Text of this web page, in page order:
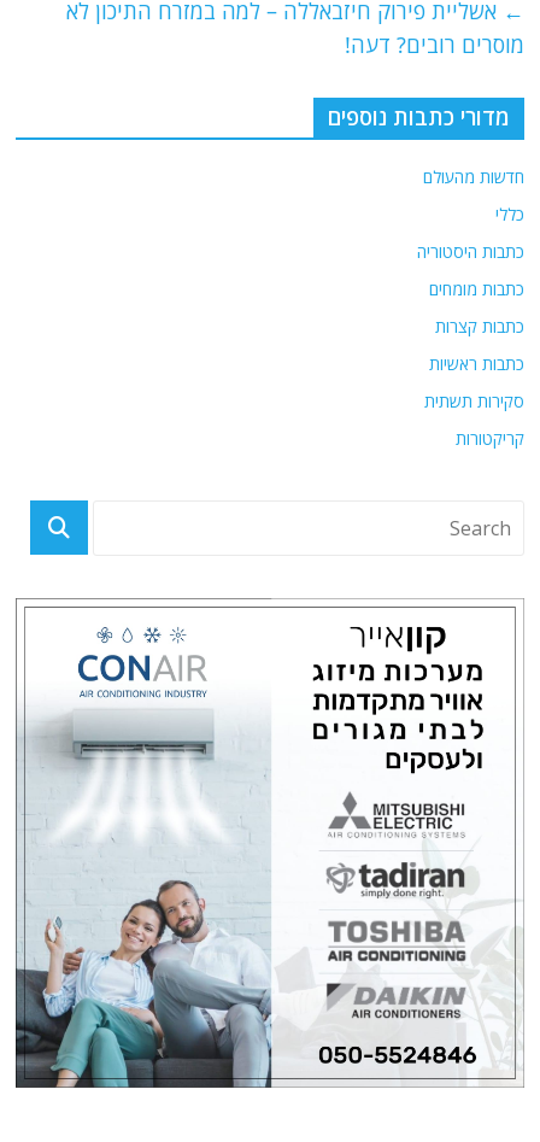
s
A
p
p
g
ra
m
l
er
e
o
← אשליית פירוק חיזבאללה – למה במזרח התיכון לא
מוסרים רובים? דעה!
מדורי כתבות נוספים
חדשות מהעולם
כללי
כתבות היסטוריה
כתבות מומחים
כתבות קצרות
כתבות ראשיות
סקירות תשתית
קריקטורות